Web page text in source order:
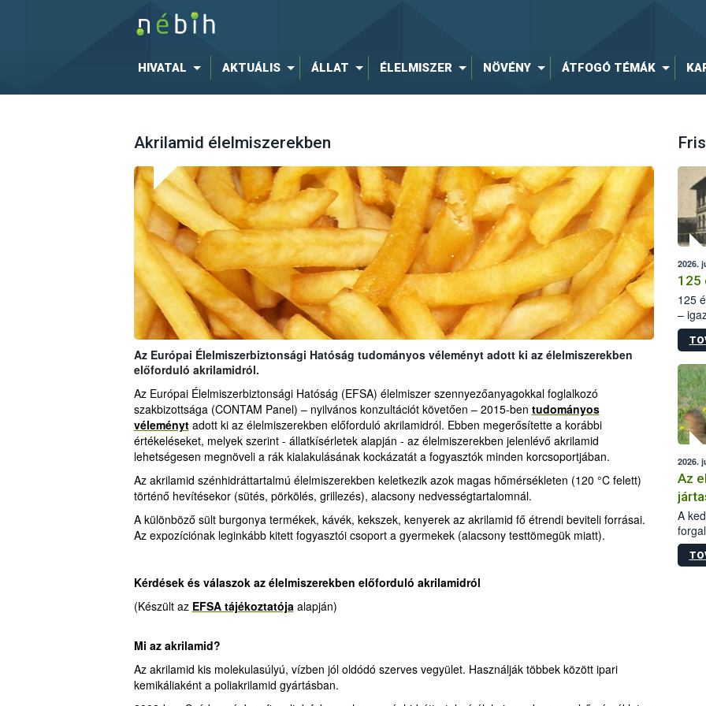
HIVATAL AKTUÁLIS ÁLLAT ÉLELMISZER NÖVÉNY ÁTFOGÓ TÉMÁK
Akrilamid élelmiszerekben
Az Európai Élelmiszerbiztonsági Hatóság tudományos véleményt adott ki az élelmiszerekben
előforduló akrilamidról.
Az Európai Élelmiszerbiztonsági Hatóság (EFSA) élelmiszer szennyezőanyagokkal foglalkozó
szakbizottsága (CONTAM Panel) – nyilvános konzultációt követően – 2015-ben tudományos
véleménytadott ki az élelmiszerekben előforduló akrilamidról. Ebben megerősítette a korábbi
értékeléseket, melyek szerint - állatkísérletek alapján - az élelmiszerekben jelenlévő akrilamid
lehetségesen megnöveli a rák kialakulásának kockázatát a fogyasztók minden korcsoportjában.
Az akrilamid szénhidráttartalmú élelmiszerekben keletkezik azok magas hőmérsékleten (120 °C felett)
történő hevítésekor (sütés, pörkölés, grillezés), alacsony nedvességtartalomnál.
A különböző sült burgonya termékek, kávék, kekszek, kenyerek az akrilamid fő étrendi beviteli forrásai.
Az expozíciónak leginkább kitett fogyasztói csoport a gyermekek (alacsony testtömegük miatt).
Kérdések és válaszok az élelmiszerekben előforduló akrilamidról
(Készült az EFSA tájékoztatójaalapján)
Mi az akrilamid?
Az akrilamid kis molekulasúlyú, vízben jól oldódó szerves vegyület. Használják többek között ipari
kemikáliaként a poliakrilamid gyártásban.
2026.
125
125
–
15.
2026.
Az
A